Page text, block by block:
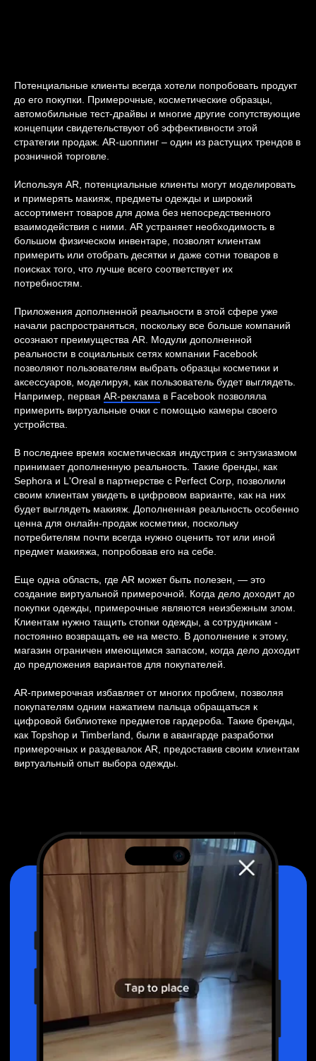
Потенциальные клиенты всегда хотели попробовать продукт
до его покупки. Примерочные, косметические образцы,
автомобильные тест-драйвы и многие другие сопутствующие
концепции свидетельствуют об эффективности этой
стратегии продаж. AR-шоппинг – один из растущих трендов в
розничной торговле.
Используя AR, потенциальные клиенты могут моделировать
и примерять макияж, предметы одежды и широкий
ассортимент товаров для дома без непосредственного
взаимодействия с ними. AR устраняет необходимость в
большом физическом инвентаре, позволят клиентам
примерить или отобрать десятки и даже сотни товаров в
поисках того, что лучше всего соответствует их
потребностям.
Приложения дополненной реальности в этой сфере уже
начали распространяться, поскольку все больше компаний
осознают преимущества AR. Модули дополненной
реальности в социальных сетях компании Facebook
позволяют пользователям выбрать образцы косметики и
аксессуаров, моделируя, как пользователь будет выглядеть.
Например, первая AR-реклама в Facebook позволяла
примерить виртуальные очки с помощью камеры своего
устройства.
В последнее время косметическая индустрия с энтузиазмом
принимает дополненную реальность. Такие бренды, как
Sephora и L'Oreal в партнерстве с Perfect Corp, позволили
своим клиентам увидеть в цифровом варианте, как на них
будет выглядеть макияж. Дополненная реальность особенно
ценна для онлайн-продаж косметики, поскольку
потребителям почти всегда нужно оценить тот или иной
предмет макияжа, попробовав его на себе.
Еще одна область, где AR может быть полезен, — это
создание виртуальной примерочной. Когда дело доходит до
покупки одежды, примерочные являются неизбежным злом.
Клиентам нужно тащить стопки одежды, а сотрудникам -
постоянно возвращать ее на место. В дополнение к этому,
магазин ограничен имеющимся запасом, когда дело доходит
до предложения вариантов для покупателей.
AR-примерочная избавляет от многих проблем, позволяя
покупателям одним нажатием пальца обращаться к
цифровой библиотеке предметов гардероба. Такие бренды,
как Topshop и Timberland, были в авангарде разработки
примерочных и раздевалок AR, предоставив своим клиентам
виртуальный опыт выбора одежды.
Расскажем все
о дополненной
реальности
Каждый день помогаем бизнесу быть
в тренде и проводить эффективные
маркетинговые акции.